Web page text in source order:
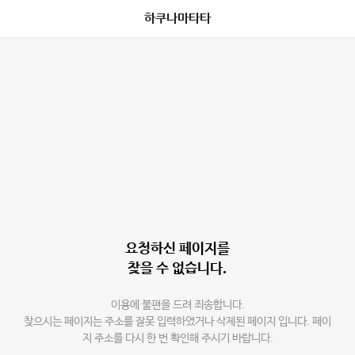
하쿠나마타타
요청하신 페이지를
찾을 수 없습니다.
이용에 불편을 드려 죄송합니다.
찾으시는 페이지는 주소를 잘못 입력하였거나 삭제된 페이지 입니다. 페이
지 주소를 다시 한 번 확인해 주시기 바랍니다.